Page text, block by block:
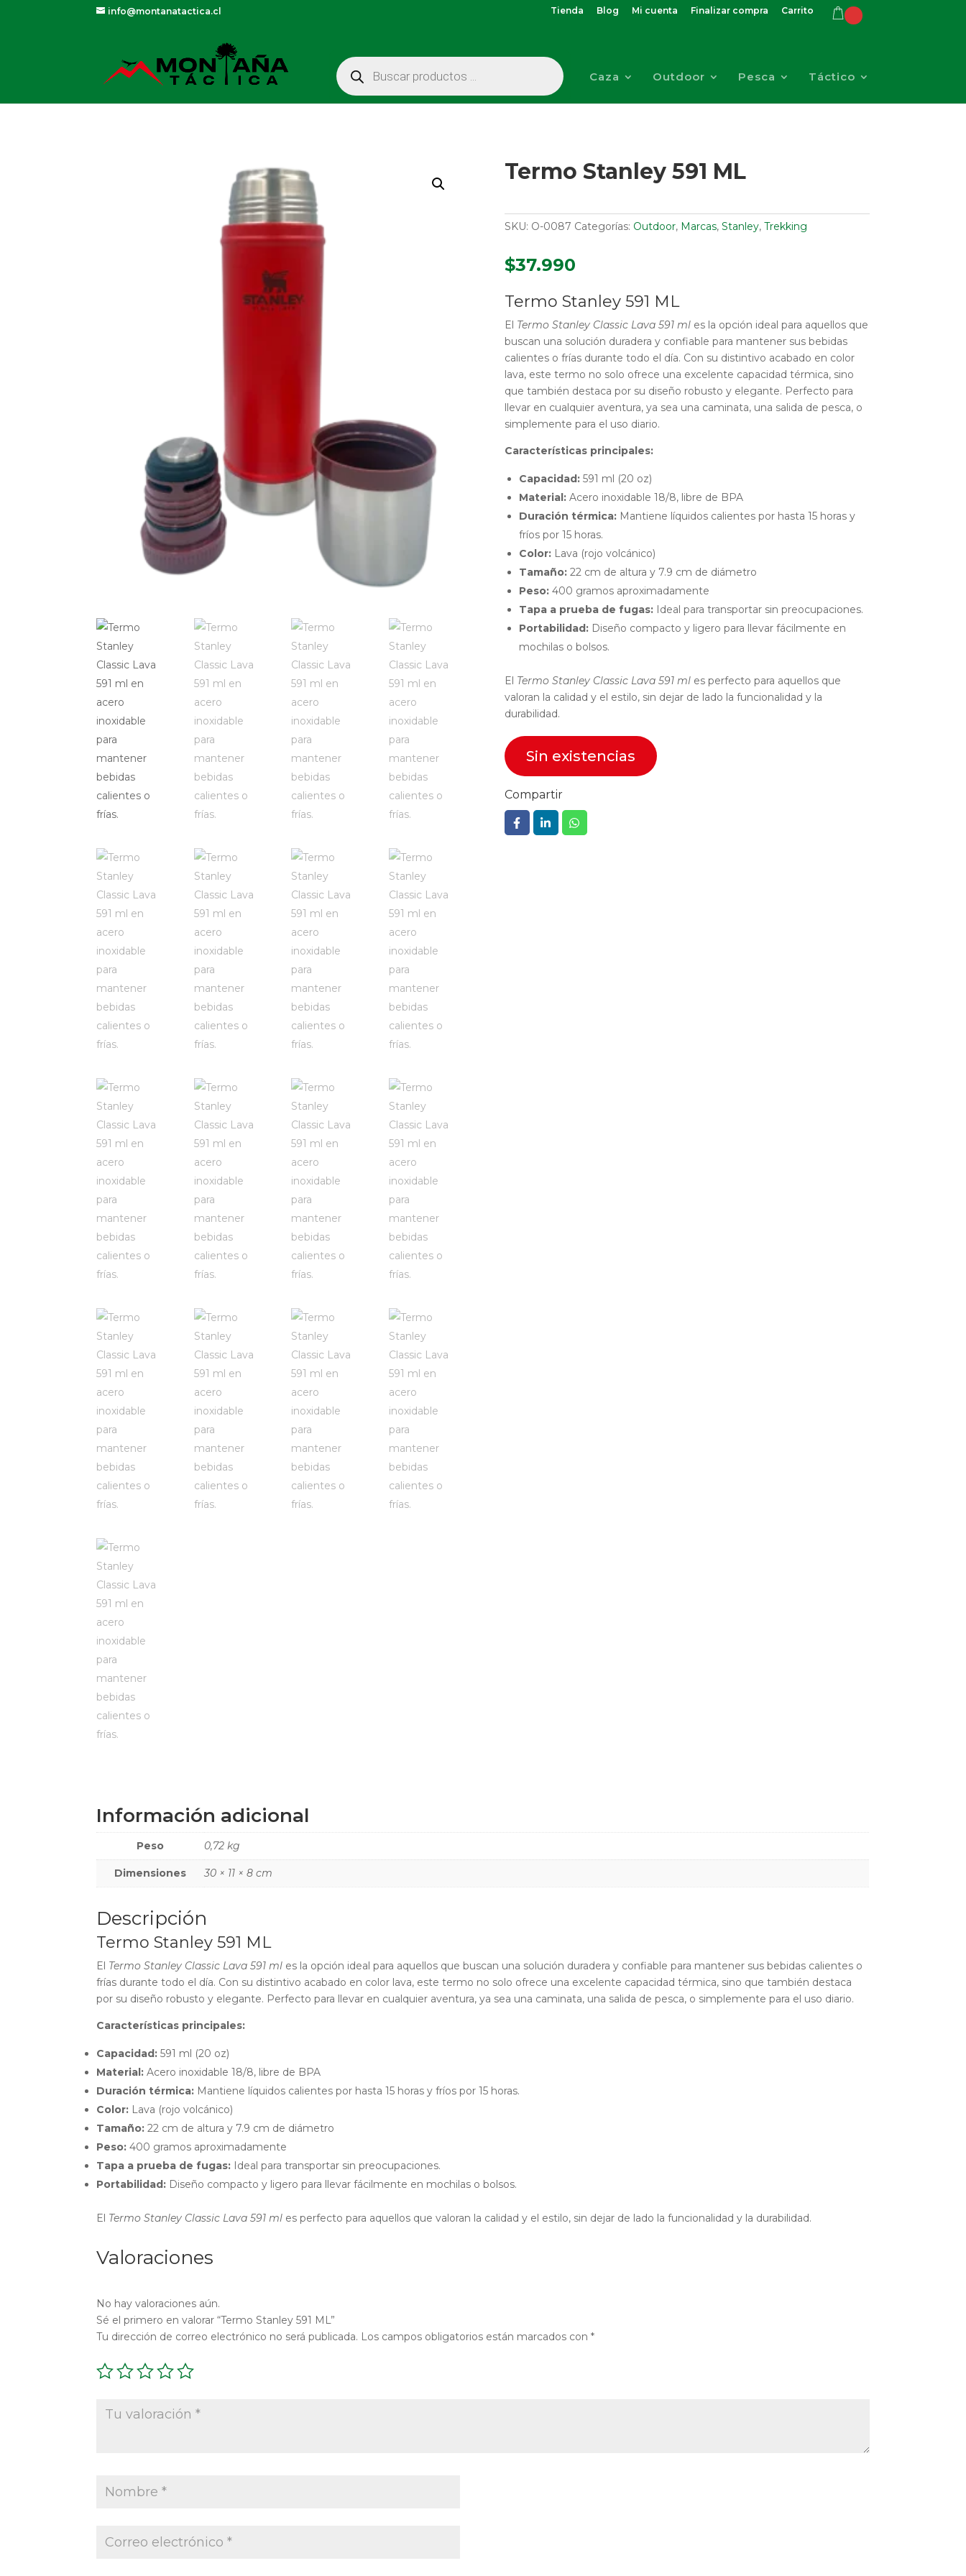
info@montanatactica.cl Tienda Blog Mi cuenta Finalizar compra Carrito
Búsqueda
de
productos Caza Outdoor Pesca Táctico
Termo Stanley 591 ML
SKU: O-0087 Categorías: Outdoor, Marcas, Stanley, Trekking
$37.990
Termo Stanley 591 ML
El Termo Stanley Classic Lava 591 mles la opción ideal para aquellos que
buscan una solución duradera y confiable para mantener sus bebidas
calientes o frías durante todo el día. Con su distintivo acabado en color
lava, este termo no solo ofrece una excelente capacidad térmica, sino
que también destaca por su diseño robusto y elegante. Perfecto para
llevar en cualquier aventura, ya sea una caminata, una salida de pesca, o
simplemente para el uso diario.
Características principales:
Capacidad:591 ml (20 oz)
Material:Acero inoxidable 18/8, libre de BPA
Duración térmica:Mantiene líquidos calientes por hasta 15 horas y
fríos por 15 horas.
Color:Lava (rojo volcánico)
Tamaño:22 cm de altura y 7.9 cm de diámetro
Peso:400 gramos aproximadamente
Tapa a prueba de fugas:Ideal para transportar sin preocupaciones.
Portabilidad:Diseño compacto y ligero para llevar fácilmente en
mochilas o bolsos.
El Termo Stanley Classic Lava 591 mles perfecto para aquellos que
valoran la calidad y el estilo, sin dejar de lado la funcionalidad y la
durabilidad.
Sin existencias
Compartir
Información adicional
Peso 0,72 kg
Dimensiones 30 × 11 × 8 cm
Descripción
Termo Stanley 591 ML
El Termo Stanley Classic Lava 591 ml es la opción ideal para aquellos que buscan una solución duradera y confiable para mantener sus bebidas calientes o
frías durante todo el día. Con su distintivo acabado en color lava, este termo no solo ofrece una excelente capacidad térmica, sino que también destaca
por su diseño robusto y elegante. Perfecto para llevar en cualquier aventura, ya sea una caminata, una salida de pesca, o simplemente para el uso diario.
Características principales:
Capacidad: 591 ml (20 oz)
Material: Acero inoxidable 18/8, libre de BPA
Duración térmica: Mantiene líquidos calientes por hasta 15 horas y fríos por 15 horas.
Color: Lava (rojo volcánico)
Tamaño: 22 cm de altura y 7.9 cm de diámetro
Peso: 400 gramos aproximadamente
Tapa a prueba de fugas: Ideal para transportar sin preocupaciones.
Portabilidad: Diseño compacto y ligero para llevar fácilmente en mochilas o bolsos.
El Termo Stanley Classic Lava 591 ml es perfecto para aquellos que valoran la calidad y el estilo, sin dejar de lado la funcionalidad y la durabilidad.
Valoraciones
No hay valoraciones aún.
Sé el primero en valorar “Termo Stanley 591 ML”
Tu dirección de correo electrónico no será publicada. Los campos obligatorios están marcados con*